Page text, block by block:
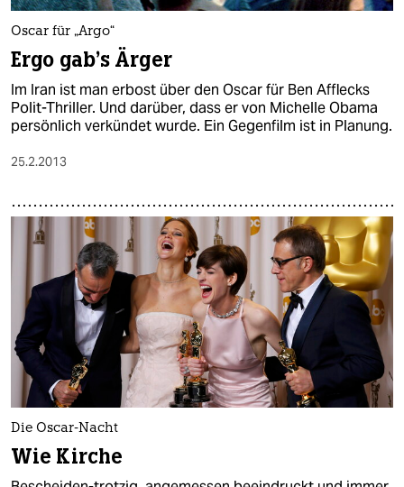
Oscar für „Argo“
Ergo gab's Ärger
Im Iran ist man erbost über den Oscar für Ben Afflecks
Polit-Thriller. Und darüber, dass er von Michelle Obama
persönlich verkündet wurde. Ein Gegenfilm ist in Planung.
25.2.2013
Die Oscar-Nacht
Wie Kirche